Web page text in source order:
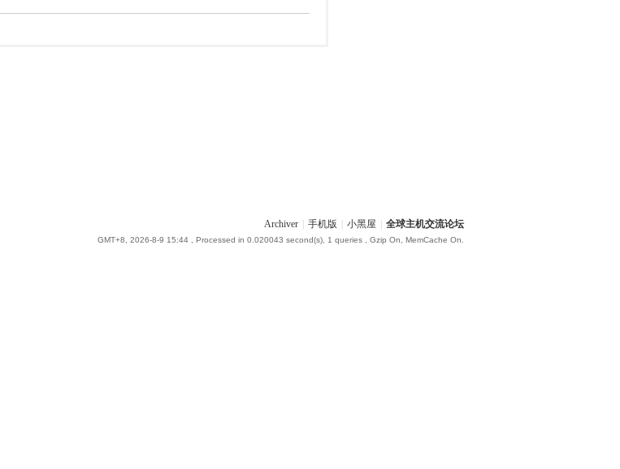
Archiver 手机版 小黑屋 全球主机交流论坛
GMT+8, 2026-8-9 15:44 , Processed in 0.020043 second(s), 1 queries , Gzip On, MemCache On.